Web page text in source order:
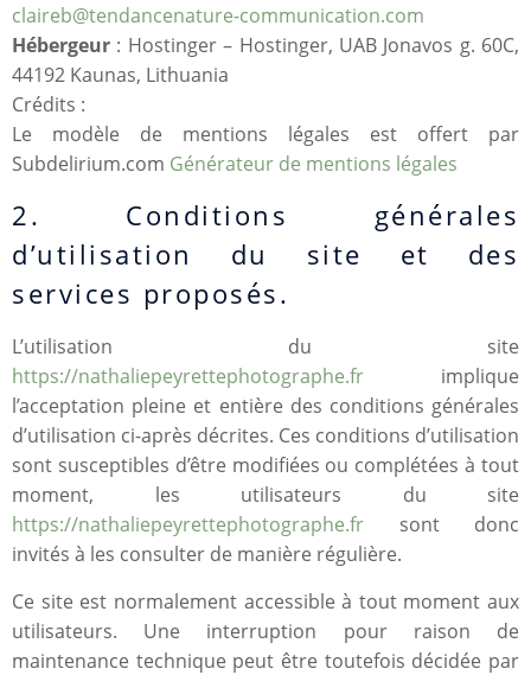
claireb@tendancenature-communication.com
Hébergeur : Hostinger – Hostinger, UAB Jonavos g. 60C,
44192 Kaunas, Lithuania
Crédits :
Le modèle de mentions légales est offert par
Subdelirium.com Générateur de mentions légales
2. Conditions générales
d’utilisation du site et des
services proposés.
L’utilisation du site
https://nathaliepeyrettephotographe.fr implique
l’acceptation pleine et entière des conditions générales
d’utilisation ci-après décrites. Ces conditions d’utilisation
sont susceptibles d’être modifiées ou complétées à tout
moment, les utilisateurs du site
https://nathaliepeyrettephotographe.fr sont donc
invités à les consulter de manière régulière.
Ce site est normalement accessible à tout moment aux
utilisateurs. Une interruption pour raison de
maintenance technique peut être toutefois décidée par